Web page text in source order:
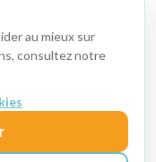
pharmacie en ligne
personnelles
au mieux sur
consultez notre